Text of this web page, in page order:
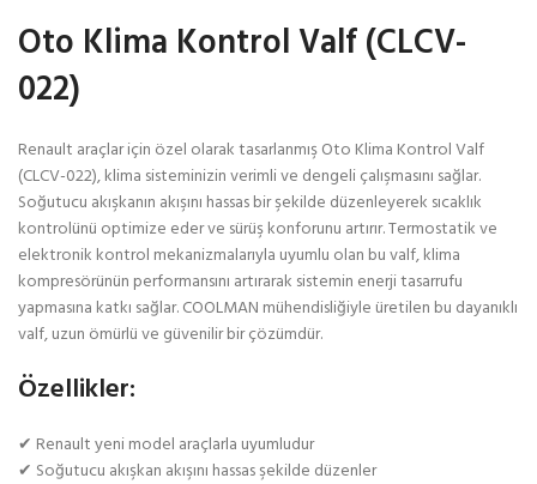
Oto Klima Kontrol Valf (CLCV-
022)
Renault araçlar için özel olarak tasarlanmış Oto Klima Kontrol Valf
(CLCV-022), klima sisteminizin verimli ve dengeli çalışmasını sağlar.
Soğutucu akışkanın akışını hassas bir şekilde düzenleyerek sıcaklık
kontrolünü optimize eder ve sürüş konforunu artırır. Termostatik ve
elektronik kontrol mekanizmalarıyla uyumlu olan bu valf, klima
kompresörünün performansını artırarak sistemin enerji tasarrufu
yapmasına katkı sağlar. COOLMAN mühendisliğiyle üretilen bu dayanıklı
valf, uzun ömürlü ve güvenilir bir çözümdür.
Özellikler:
✔ Renault yeni model araçlarla uyumludur
✔ Soğutucu akışkan akışını hassas şekilde düzenler